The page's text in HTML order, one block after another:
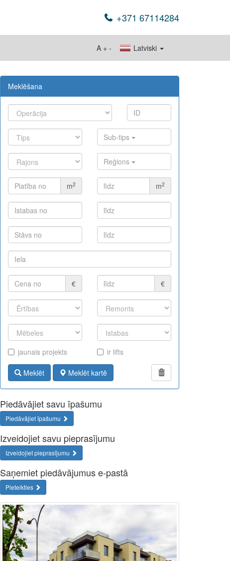
+371 67114284
Latviski
A + -
Meklēšana
Sub-tips
Reģions
m2 m2
€ €
jaunais projekts ir lifts
Meklēt Meklēt kartē
Piedāvājiet savu īpašumu
Piedāvājiet īpašumu
Izveidojiet savu pieprasījumu
Izveidojiet pieprasījumu
Saņemiet piedāvājumus e-pastā
Pieteikties